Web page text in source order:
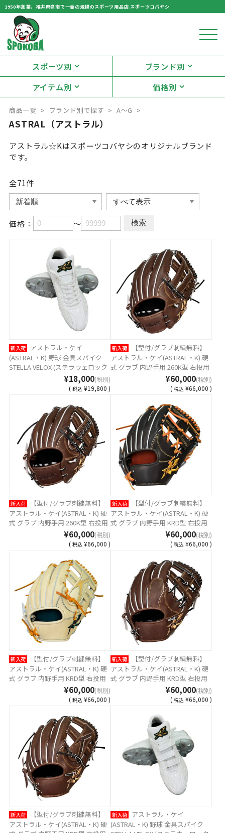
1950年創業、福井県嶺南で一番の規模のスポーツ用品店 スポーツコバヤシ
スポーツ別
ブランド別
アイテム別
価格別
商品一覧 ブランド別で探す A～G
ASTRAL（アストラル）
アストラル☆Kはスポーツコバヤシのオリジナルブランド
です。
全71件
価格： ～
新入荷
アストラル・ケイ
(ASTRAL・K) 野球 金具スパイク
STELLA VELOX (ステラウェロック
ス) 紐式 AST-VEROX2¥18,000(税別)
( 税込 ¥19,800 )
新入荷
【型付/グラブ刺繍無料】
アストラル・ケイ(ASTRAL・K) 硬
式 グラブ 内野手用 260K型 右投用
カフィ MADE IN TSURUGA JAPAN
AST-260K-KAFI12 [ 型付け無料 硬
式グラブ刺繍2ヶ所無料(単色のみ)
※縁取り・影付きの場合、1ヶ所
+3300円(税込)]
¥60,000(税別)
( 税込 ¥66,000 )
新入荷
【型付/グラブ刺繍無料】
アストラル・ケイ(ASTRAL・K) 硬
式 グラブ 内野手用 260K型 右投用
カフィ MADE IN TSURUGA JAPAN
AST-260K-KAFI14 [ 型付け無料 硬
式グラブ刺繍2ヶ所無料(単色のみ)
※縁取り・影付きの場合、1ヶ所
+3300円(税込)]
¥60,000(税別)
( 税込 ¥66,000 )
新入荷
【型付/グラブ刺繍無料】
アストラル・ケイ(ASTRAL・K) 硬
式 グラブ 内野手用 KRD型 右投用
ブラック MADE IN TSURUGA
JAPAN AST-KRD-BLKH [ 型付け無
料 硬式グラブ刺繍2ヶ所無料(単色
のみ) ※縁取り・影付きの場合、1
ヶ所+3300円(税込)]
¥60,000(税別)
( 税込 ¥66,000 )
新入荷
【型付/グラブ刺繍無料】
アストラル・ケイ(ASTRAL・K) 硬
式 グラブ 内野手用 KRD型 右投用
ブラック MADE IN TSURUGA
JAPAN AST-KRD-CAMK [ 型付け無
料 硬式グラブ刺繍2ヶ所無料(単色
のみ) ※縁取り・影付きの場合、1
ヶ所+3300円(税込)]
¥60,000(税別)
( 税込 ¥66,000 )
新入荷
【型付/グラブ刺繍無料】
アストラル・ケイ(ASTRAL・K) 硬
式 グラブ 内野手用 KRD型 右投用
カフィ MADE IN TSURUGA JAPAN
AST-KRD-KAFIH [ 型付け無料 硬式
グラブ刺繍2ヶ所無料(単色のみ) ※
縁取り・影付きの場合、1ヶ所
+3300円(税込)]
¥60,000(税別)
( 税込 ¥66,000 )
新入荷
【型付/グラブ刺繍無料】
アストラル・ケイ(ASTRAL・K) 硬
新入荷
アストラル・ケイ
(ASTRAL・K) 野球 金具スパイク